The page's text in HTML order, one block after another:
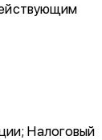
Налоговый